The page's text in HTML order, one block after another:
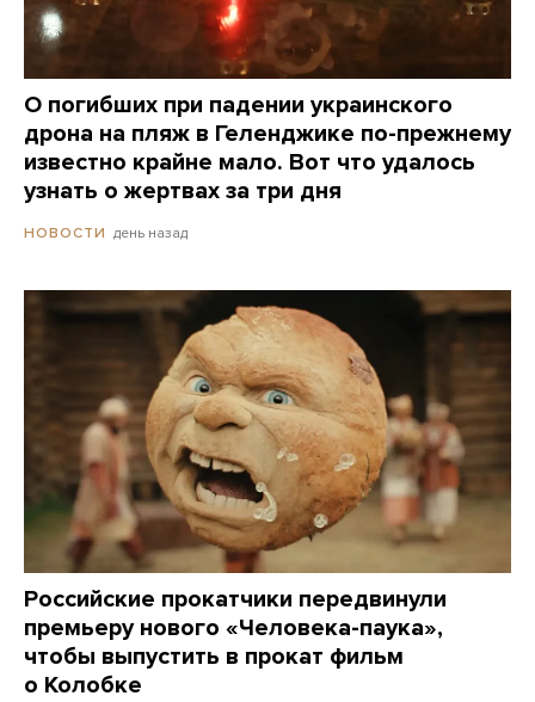
О погибших при падении украинского
дрона на пляж в Геленджике по-прежнему
известно крайне мало. Вот что удалось
узнать о жертвах за три дня
НОВОСТИ день назад
Российские прокатчики передвинули
премьеру нового «Человека-паука»,
чтобы выпустить в прокат фильм
о Колобке